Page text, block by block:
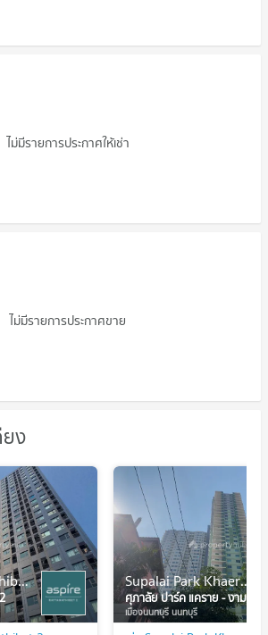
ไม่มีรายการประกาศให้เช่า
ไม่มีรายการประกาศขาย
ยง
Aspire Rattanathibet 2 Supalai Park Khaerai - Ngamwongwan
ศุภาลัย ปาร์ค แคราย - งามวงศ์วาน
เมืองนนทบุรี นนทบุรี